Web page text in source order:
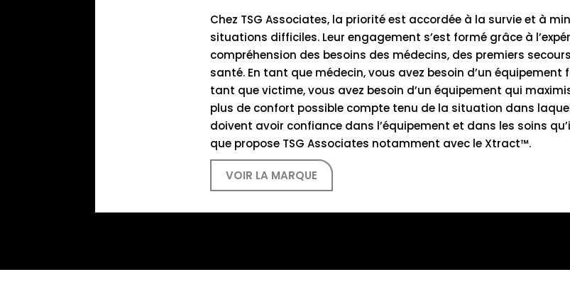
Chez TSG Associates, la priorité est accordée à la survie et à
situations difficiles. Leur engagement s’est formé grâce à
compréhension des besoins des médecins, des premiers
santé. En tant que médecin, vous avez besoin d’un
tant que victime, vous avez besoin d’un équipement qui
plus de confort possible compte tenu de la situation dans
doivent avoir confiance dans l’équipement et dans les soins
que propose TSG Associates notamment avec le Xtract™.
VOIR LA MARQUE